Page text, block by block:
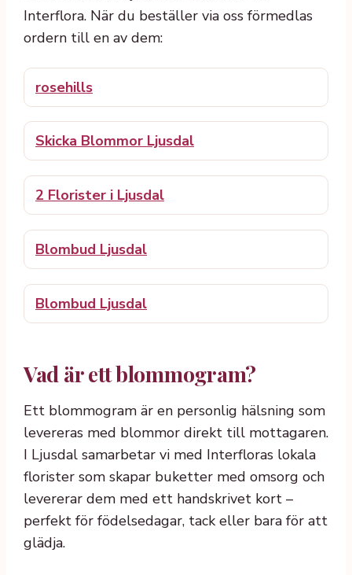
Interflora. När du beställer via oss förmedlas
ordern till en av dem:
rosehills
Skicka Blommor Ljusdal
2 Florister i Ljusdal
Blombud Ljusdal
Blombud Ljusdal
Vad är ett blommogram?
Ett blommogram är en personlig hälsning som
levereras med blommor direkt till mottagaren.
I Ljusdal samarbetar vi med Interfloras lokala
florister som skapar buketter med omsorg och
levererar dem med ett handskrivet kort –
perfekt för födelsedagar, tack eller bara för att
glädja.